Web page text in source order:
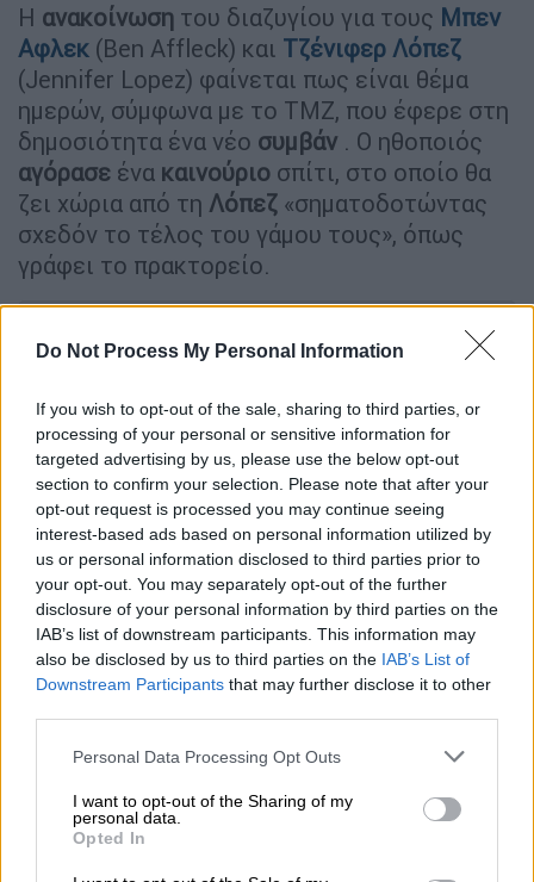
Do Not Process My Personal Information
If you wish to opt-out of the sale, sharing to third parties, or
processing of your personal or sensitive information for
targeted advertising by us, please use the below opt-out
section to confirm your selection. Please note that after your
opt-out request is processed you may continue seeing
interest-based ads based on personal information utilized by
us or personal information disclosed to third parties prior to
your opt-out. You may separately opt-out of the further
disclosure of your personal information by third parties on the
IAB’s list of downstream participants. This information may
also be disclosed by us to third parties on the IAB’s List of
Downstream Participants that may further disclose it to other
Please note that this website/app uses one or more Google
not limited to your visit or usage behaviour. You may click to
grant or deny consent to Google and its third-party tags to
use your data for below specified purposes in below Google
consent section.
Personal Data Processing Opt Outs
I want to opt-out of the Sharing of my
personal data.
Opted In
Η ανακοίνωση του διαζυγίου για τους Μπεν
Αφλεκ (Ben Affleck) και Τζένιφερ Λόπεζ
(Jennifer Lopez) φαίνεται πως είναι θέμα
ημερών, σύμφωνα με το TMZ, που έφερε στη
δημοσιότητα ένα νέο συμβάν . Ο ηθοποιός
αγόρασε ένα καινούριο σπίτι, στο οποίο θα
ζει χώρια από τη Λόπεζ «σηματοδοτώντας
σχεδόν το τέλος του γάμου τους», όπως
γράφει το πρακτορείο.
Στο νοσοκομείο η Rita Ora: Ακύρωσε
τη συναυλία της για λόγους υγείας
Lifestyle|28.07.2024 15:27
Michele Morrone: Ο πρωταγωνιστής
του «365 μέρες» έβαλε φωτιά στο
διαδίκτυο με φωτογραφία του
Ο Αφλεκ υπέγραψε το συμβόλαιο για την
έπαυλη που τουκόστισε 20,5 εκατομμύρια
δολάρια. Οι ίδιες πληροφορίες αναφέρουν
ότι η πολυτελής νέα κατοικία του ηθοποιού,
διαθέτειπέντε κρεβάτια και έξι μπάνια